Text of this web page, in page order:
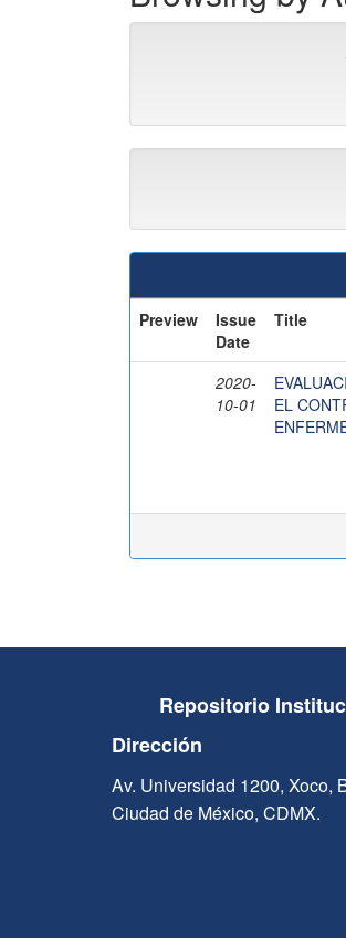
Preview
Issue
Date
Title
2020-
10-01
EL
Repositorio
Dirección
Av. Universidad 1200, Xoco,
Ciudad de México, CDMX.